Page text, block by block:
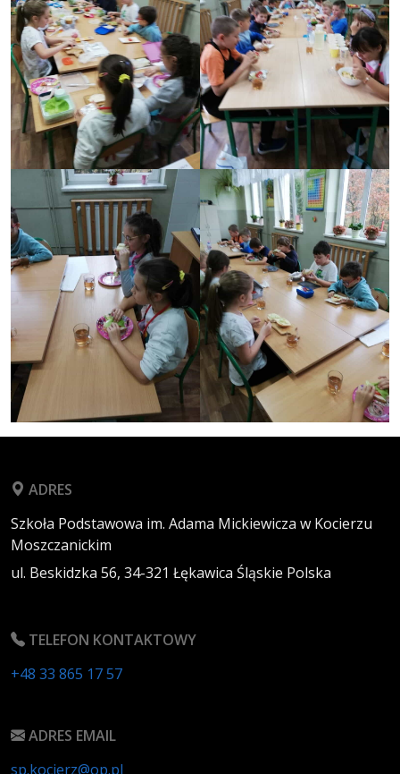
ADRES
Szkoła Podstawowa im. Adama Mickiewicza w Kocierzu
Moszczanickim
ul. Beskidzka 56, 34-321 Łękawica Śląskie Polska
TELEFON KONTAKTOWY
+48 33 865 17 57
ADRES EMAIL
sp.kocierz@op.pl